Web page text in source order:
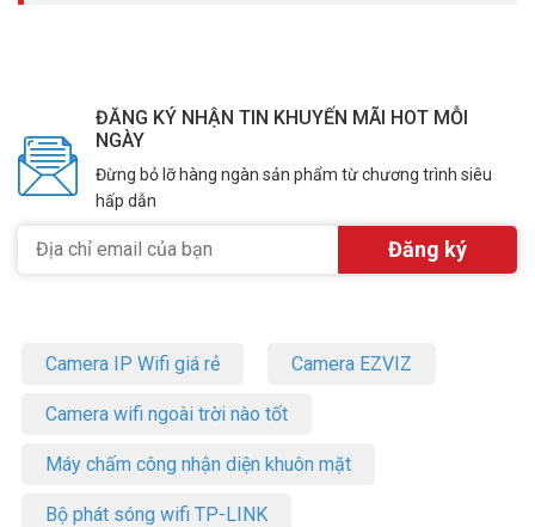
ĐĂNG KÝ NHẬN TIN KHUYẾN MÃI HOT MỖI
NGÀY
Đừng bỏ lỡ hàng ngàn sản phẩm từ chương trình siêu
hấp dẫn
Camera IP Wifi giá rẻ Camera EZVIZ
Camera wifi ngoài trời nào tốt
Máy chấm công nhận diện khuôn mặt
Bộ phát sóng wifi TP-LINK